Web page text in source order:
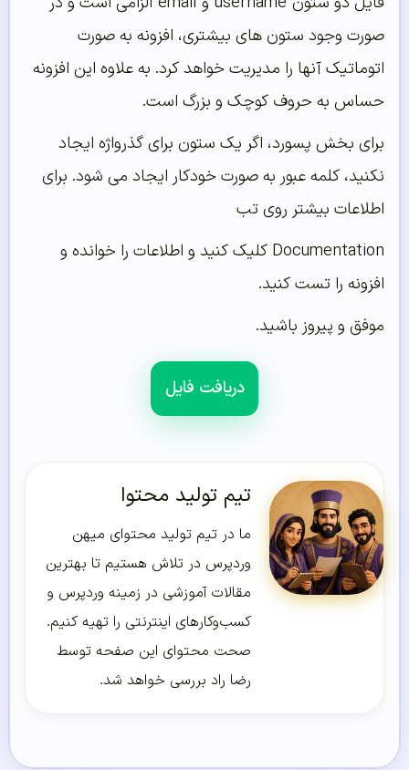
صورت وجود ستون های بیشتری، افزونه به صورت
اتوماتیک آنها را مدیریت خواهد کرد. به علاوه این افزونه
حساس به حروف کوچک و بزرگ است.
برای بخش پسورد، اگر یک ستون برای گذرواژه ایجاد
نکنید، کلمه عبور به صورت خودکار ایجاد می شود. برای
اطلاعات بیشتر روی تب
Documentation کلیک کنید و اطلاعات را خوانده و
افزونه را تست کنید.
موفق و پیروز باشید.
دریافت فایل
تیم تولید محتوا
ما در تیم تولید محتوای میهن
وردپرس در تلاش هستیم تا بهترین
مقالات آموزشی در زمینه وردپرس و
کسب‌و‌کارهای اینترنتی را تهیه کنیم.
صحت محتوای این صفحه توسط
رضا راد بررسی خواهد شد.